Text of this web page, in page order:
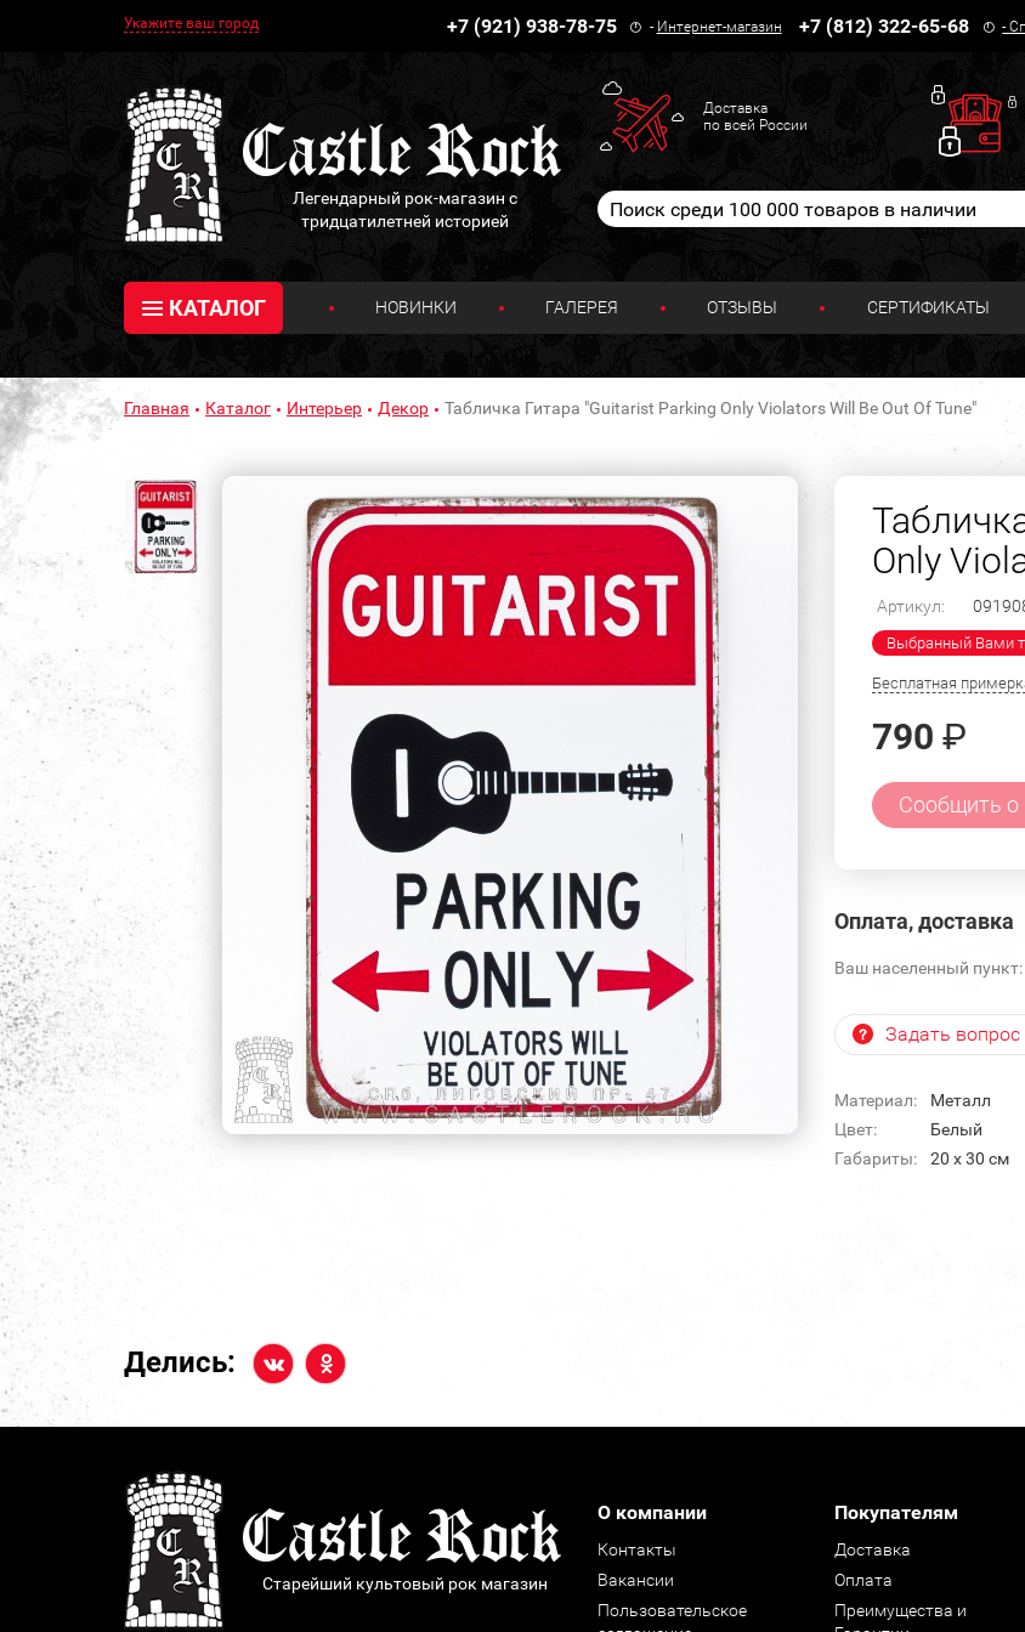
Укажите ваш город +7 (921) 938-78-75 - Интернет-магазин +7 (812) 322-65-68 -
Легендарный рок-магазин с
тридцатилетней историей
Доставка
по всей России
КАТАЛОГ НОВИНКИ ГАЛЕРЕЯ ОТЗЫВЫ СЕРТИФИКАТЫ
Главная Каталог Интерьер Декор Табличка Гитара "Guitarist Parking Only Violators Will Be Out Of Tune"
Only
Артикул:
Выбранный Вами
Бесплатная
790 ₽
Сообщить о
Оплата, доставка
Ваш населенный пункт:
Задать вопрос
Материал:
Металл
Цвет:
Белый
Габариты:
20 х 30 см
Делись:
Старейший культовый рок магазин
О компании
Контакты
Вакансии
Пользовательское
Покупателям
Доставка
Оплата
Преимущества и